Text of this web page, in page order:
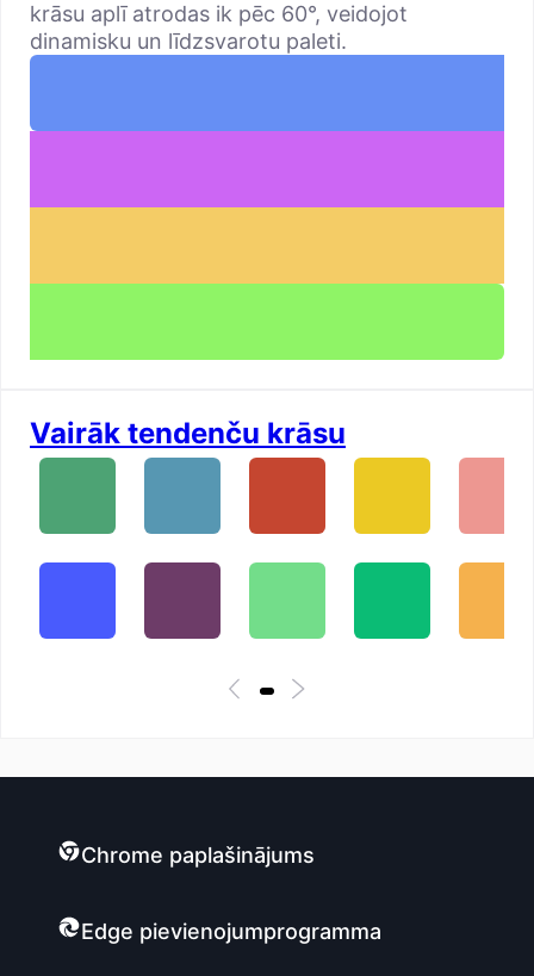
krāsu aplī atrodas ik pēc 60°, veidojot
dinamisku un līdzsvarotu paleti.
Vairāk tendenču krāsu
Chrome paplašinājums
Edge pievienojumprogramma